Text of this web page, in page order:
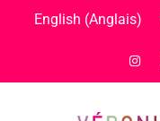
English (Anglais)